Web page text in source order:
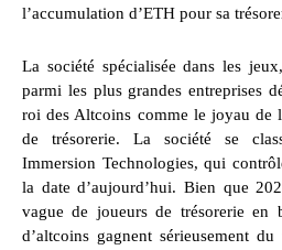
l’accumulation d’ETH pour sa
La société spécialisée dans les
parmi les plus grandes entreprises
roi des Altcoins comme le joyau de
de trésorerie. La société se
Immersion Technologies, qui
la date d’aujourd’hui. Bien que
vague de joueurs de trésorerie en
d’altcoins gagnent sérieusement